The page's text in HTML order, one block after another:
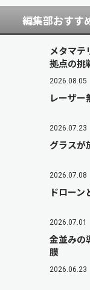
編集部おすす
メタマ
拠点の挑
2026.08.05
レーザー
2026.07.23
グラスが
2026.07.08
ドロー
2026.07.01
金並みの
膜
2026.06.23